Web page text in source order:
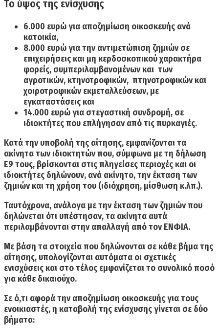
Το ύψος της ενίσχυσης
6.000 ευρώ για αποζημίωση οικοσκευής ανά
κατοικία,
8.000 ευρώ για την αντιμετώπιση ζημιών σε
επιχειρήσεις και μη κερδοσκοπικού χαρακτήρα
φορείς, συμπεριλαμβανομένων και των
αγροτικών, κτηνοτροφικών, πτηνοτροφικών και
χοιροτροφικών εκμεταλλεύσεων, με
εγκαταστάσεις και
14.000 ευρώ για στεγαστική συνδρομή, σε
ιδιοκτήτες που επλήγησαν από τις πυρκαγιές.
Κατά την υποβολή της αίτησης, εμφανίζονται τα
ακίνητα των ιδιοκτητών που, σύμφωνα με τη δήλωση
Ε9 τους, βρίσκονται στις πληγείσες περιοχές και οι
ιδιοκτήτες δηλώνουν, ανά ακίνητο, την έκταση των
ζημιών και τη χρήση του (ιδιόχρηση, μίσθωση κ.λπ.).
Ταυτόχρονα, ανάλογα με την έκταση των ζημιών που
δηλώνεται ότι υπέστησαν, τα ακίνητα αυτά
περιλαμβάνονται στην απαλλαγή από τον ΕΝΦΙΑ.
Με βάση τα στοιχεία που δηλώνονται σε κάθε βήμα της
αίτησης, υπολογίζονται αυτόματα οι σχετικές
ενισχύσεις και στο τέλος εμφανίζεται το συνολικό ποσό
για κάθε δικαιούχο.
Σε ό,τι αφορά την αποζημίωση οικοσκευής για τους
ενοικιαστές, η καταβολή της ενίσχυσης γίνεται σε δύο
βήματα: